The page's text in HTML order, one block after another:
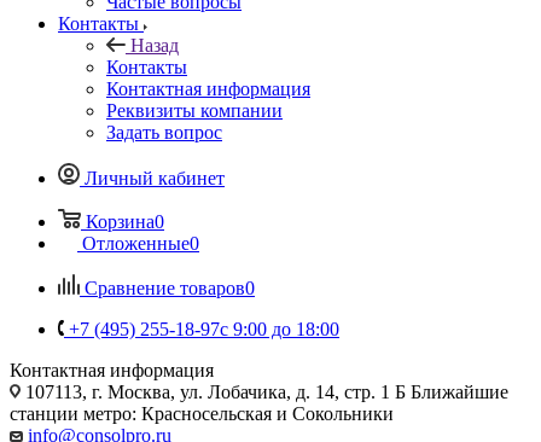
Контакты
Назад
Контакты
Контактная информация
Реквизиты компании
Задать вопрос
Личный кабинет
Корзина0
Отложенные0
Сравнение товаров0
+7 (495) 255-18-97с 9:00 до 18:00
Контактная информация
107113, г. Москва, ул. Лобачика, д. 14, стр. 1 Б Ближайшие
станции метро: Красносельская и Сокольники
info@consolpro.ru